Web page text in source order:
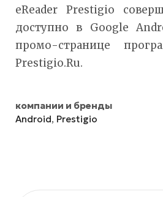
eReader Prestigio
доступно в Google
промо-странице
Prestigio.Ru.
компании и бренды
Android, Prestigio